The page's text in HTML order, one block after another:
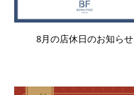
8月の店休日のお知らせ